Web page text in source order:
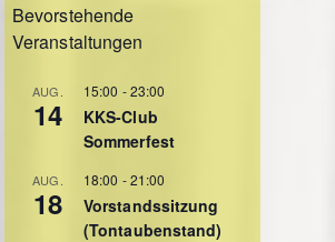
Bevorstehende
Veranstaltungen
AUG.
14
15:00 -23:00
KKS-Club
Sommerfest
AUG.
18
18:00 -21:00
Vorstandssitzung
(Tontaubenstand)